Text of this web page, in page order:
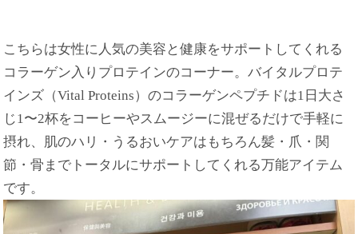
こちらは女性に人気の美容と健康をサポートしてくれる
コラーゲン入りプロテインのコーナー。バイタルプロテ
インズ（Vital Proteins）のコラーゲンペプチドは1日大さ
じ1〜2杯をコーヒーやスムージーに混ぜるだけで手軽に
摂れ、肌のハリ・うるおいケアはもちろん髪・爪・関
節・骨までトータルにサポートしてくれる万能アイテム
です。